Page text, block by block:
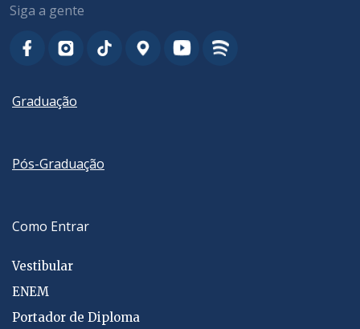
Siga a gente
Graduação
Pós-Graduação
Como Entrar
Vestibular
ENEM
Portador de Diploma